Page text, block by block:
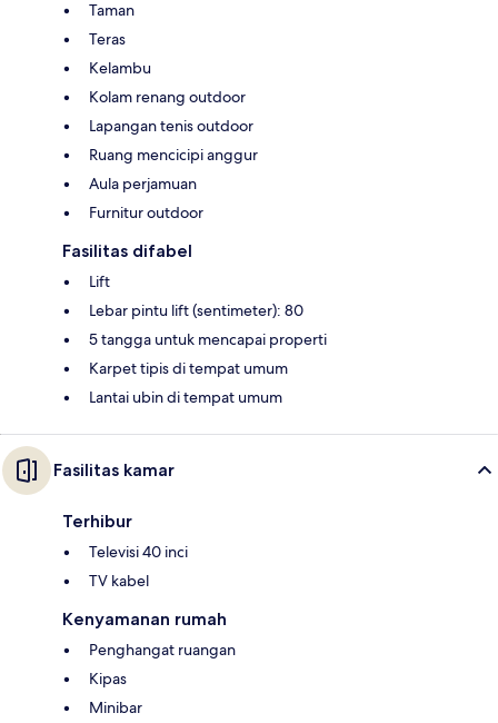
Taman
Teras
Kelambu
Kolam renang outdoor
Lapangan tenis outdoor
Ruang mencicipi anggur
Aula perjamuan
Furnitur outdoor
Fasilitas difabel
Lift
Lebar pintu lift (sentimeter): 80
5 tangga untuk mencapai properti
Karpet tipis di tempat umum
Lantai ubin di tempat umum
Fasilitas kamar
Terhibur
Televisi 40 inci
TV kabel
Kenyamanan rumah
Penghangat ruangan
Kipas
Minibar